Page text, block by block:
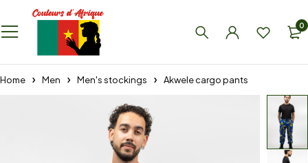
0
Home Men Men's stockings Akwele cargo pants